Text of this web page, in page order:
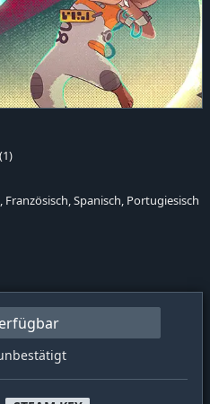
(1)
Französisch, Spanisch, Portugiesisch